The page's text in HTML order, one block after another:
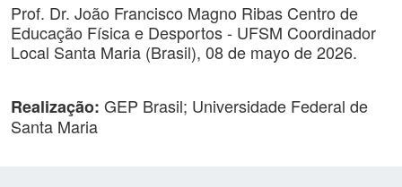
Prof. Dr. João Francisco Magno Ribas Centro de
Educação Física e Desportos - UFSM Coordinador
Local Santa Maria (Brasil), 08 de mayo de 2026.
Realização: GEP Brasil; Universidade Federal de
Santa Maria